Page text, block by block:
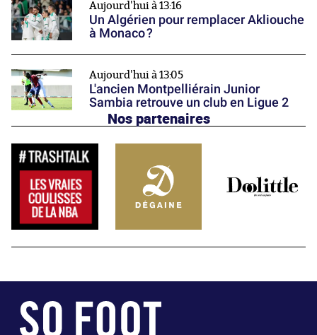
Aujourd'hui à 13:16
Un Algérien pour remplacer Akliouche
à Monaco ?
Aujourd'hui à 13:05
L'ancien Montpelliérain Junior
Sambia retrouve un club en Ligue 2
Nos partenaires